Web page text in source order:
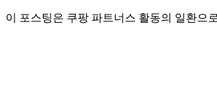
이 포스팅은 쿠팡 파트너스 활동의 일환으